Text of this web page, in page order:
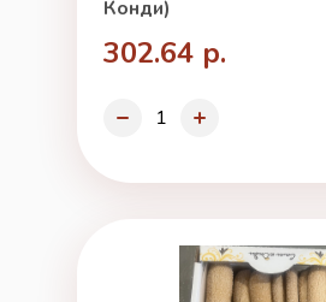
Конди)
302.64 р.